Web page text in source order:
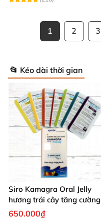
1 2 3
📂 Kéo dài thời gian
Siro Kamagra Oral Jelly
hương trái cây tăng cường
sinh lý nam sâu
650.000₫